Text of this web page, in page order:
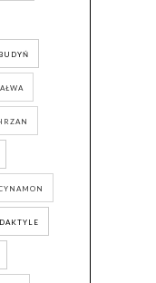
BUDYŃ
DAKTYLE